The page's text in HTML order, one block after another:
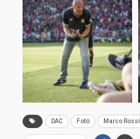
DAC Fotó Marco Rossi